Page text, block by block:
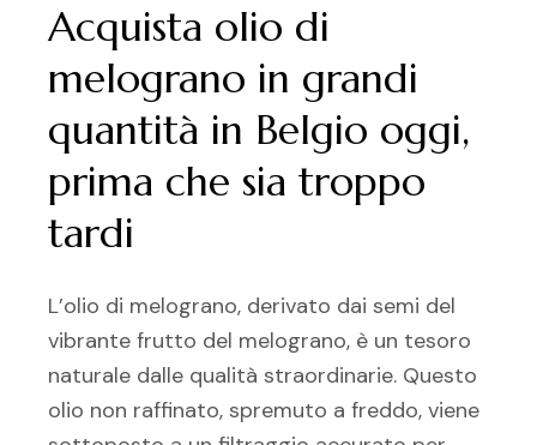
Acquista olio di
melograno in grandi
quantità in Belgio oggi,
prima che sia troppo
tardi
L’olio di melograno, derivato dai semi del
vibrante frutto del melograno, è un tesoro
naturale dalle qualità straordinarie. Questo
olio non raffinato, spremuto a freddo, viene